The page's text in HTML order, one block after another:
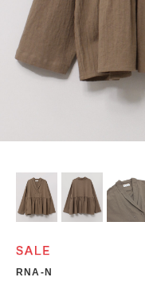
RNA-N